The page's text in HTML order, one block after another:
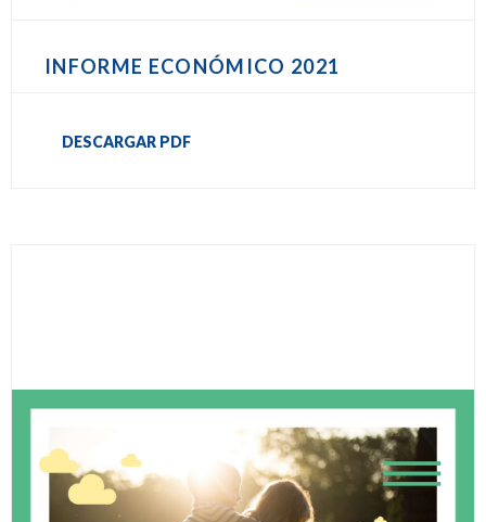
INFORME ECONÓMICO 2021
DESCARGAR PDF